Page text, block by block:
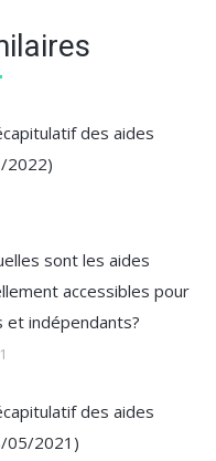
des aides
2022)
sont les aides
accessibles pour
indépendants?
des aides
05/2021)